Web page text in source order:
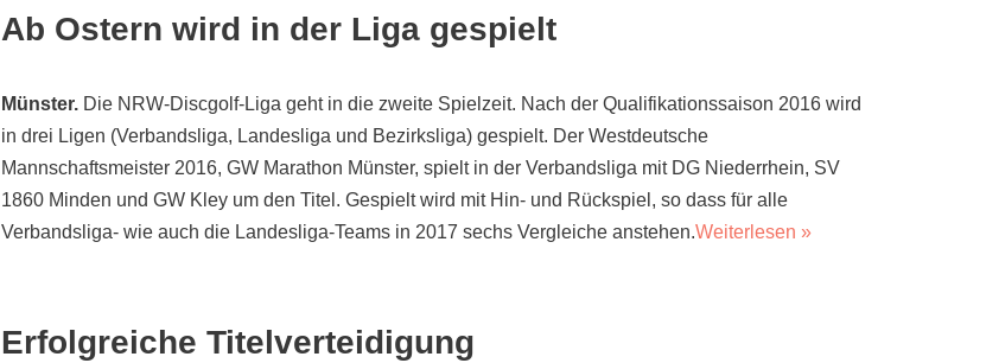
Ab Ostern wird in der Liga gespielt
Münster. Die NRW-Discgolf-Liga geht in die zweite Spielzeit. Nach der Qualifikationssaison 2016 wird
in drei Ligen (Verbandsliga, Landesliga und Bezirksliga) gespielt. Der Westdeutsche
Mannschaftsmeister 2016, GW Marathon Münster, spielt in der Verbandsliga mit DG Niederrhein, SV
1860 Minden und GW Kley um den Titel. Gespielt wird mit Hin- und Rückspiel, so dass für alle
Verbandsliga- wie auch die Landesliga-Teams in 2017 sechs Vergleiche anstehen.Weiterlesen »
Erfolgreiche Titelverteidigung